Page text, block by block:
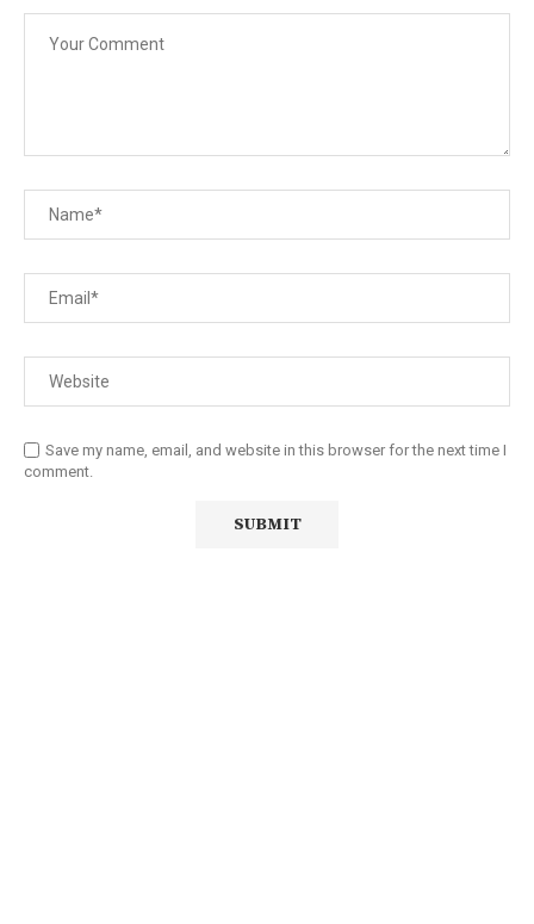
Save my name, email, and website in this browser for the next time I
comment.